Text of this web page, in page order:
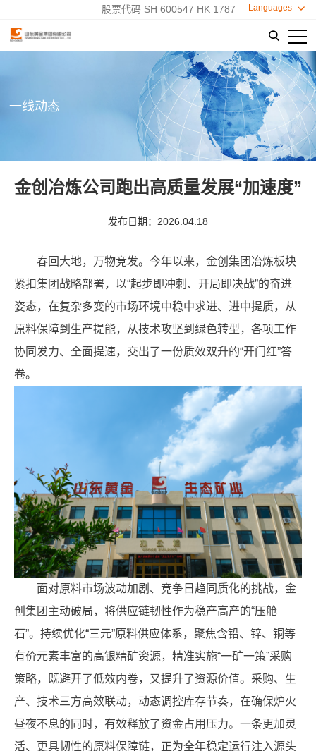
Languages 
股票代码 SH 600547 HK 1787

一线动态
金创冶炼公司跑出高质量发展“加速度”
发布日期：2026.04.18
春回大地，万物竞发。今年以来，金创集团冶炼板块
紧扣集团战略部署，以“起步即冲刺、开局即决战”的奋进
姿态，在复杂多变的市场环境中稳中求进、进中提质，从
原料保障到生产提能，从技术攻坚到绿色转型，各项工作
协同发力、全面提速，交出了一份质效双升的“开门红”答
卷。
面对原料市场波动加剧、竞争日趋同质化的挑战，金
创集团主动破局，将供应链韧性作为稳产高产的“压舱
石”。持续优化“三元”原料供应体系，聚焦含铅、锌、铜等
有价元素丰富的高银精矿资源，精准实施“一矿一策”采购
策略，既避开了低效内卷，又提升了资源价值。采购、生
产、技术三方高效联动，动态调控库存节奏，在确保炉火
昼夜不息的同时，有效释放了资金占用压力。一条更加灵
活、更具韧性的原料保障链，正为全年稳定运行注入源头